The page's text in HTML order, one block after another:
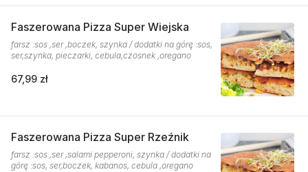
Faszerowana Pizza Super Wiejska
farsz :sos ,ser ,boczek, szynka / dodatki na górę :sos,
ser,szynka, pieczarki, cebula,czosnek ,oregano
67,99 zł
Faszerowana Pizza Super Rzeźnik
farsz :sos ,ser ,salami pepperoni, szynka / dodatki na
górę :sos, ser,boczek, kabanos, cebula ,oregano